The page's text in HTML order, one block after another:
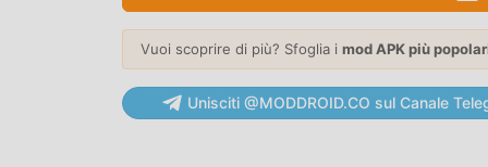
consentendoti di comunicare e condividere
aspettando, unisciti a moddroid e goditi il
BELLISSIMO SCHERMO
Vuoi scoprire di più? Sfoglia i mod APK più
Unisciti @MODDROID.CO sul Canale